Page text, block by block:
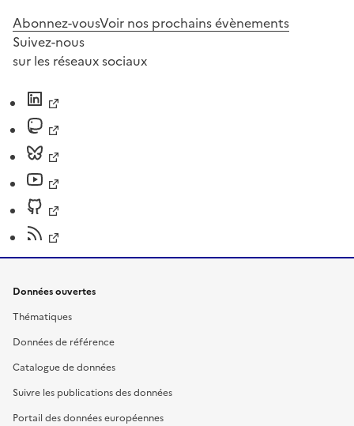
Abonnez-vousVoir nos prochains évènements
Suivez-nous
sur les réseaux sociaux
Données ouvertes
Thématiques
Données de référence
Catalogue de données
Suivre les publications des données
Portail des données européennes